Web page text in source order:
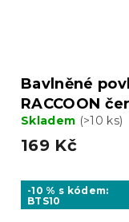
Bavlněné
RACCOON
Skladem (>10 ks)
169 Kč
-10 % s kódem:
BTS10